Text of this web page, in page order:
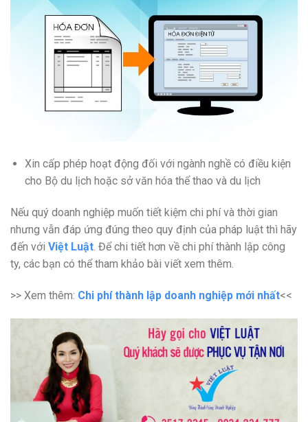
Xin cấp phép hoạt động đối với ngành nghề có điều kiện
cho Bộ du lịch hoặc sở văn hóa thể thao và du lịch
Nếu quý doanh nghiệp muốn tiết kiệm chi phí và thời gian
nhưng vẫn đáp ứng đúng theo quy định của pháp luật thì hãy
đến với Việt Luật. Để chi tiết hơn về chi phí thành lập công
ty, các bạn có thể tham khảo bài viết xem thêm.
>> Xem thêm: Chi phí thành lập doanh nghiệp mới nhất<<